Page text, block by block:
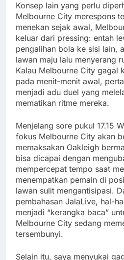
Konsep lain yang perlu
Melbourne City merespons
menekan sejak awal,
keluar dari pressing: entah
pengalihan bola ke sisi lain,
lawan maju lalu menyerang
Kalau Melbourne City gagal
pada menit-menit awal,
menjadi adu duel yang
mematikan ritme mereka.
Menjelang sore pukul 17.15
fokus Melbourne City akan
memaksakan Oakleigh
bisa dicapai dengan
mempercepat tempo saat
menempatkan pemain di
lawan sulit mengantisipasi.
pembahasan JalaLive, hal-
menjadi “kerangka baca”
Melbourne City sedang
tersembunyi.
Selain itu, saya menyukai